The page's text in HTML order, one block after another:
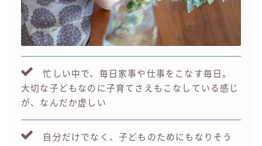
忙しい中で、毎日家事や仕事をこなす毎日。
大切な子どもなのに子育てさえもこなしている感じ
が、なんだか虚しい
自分だけでなく、子どものためにもなりそう